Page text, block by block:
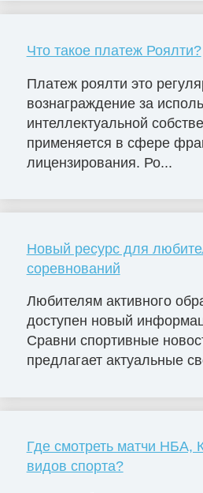
Что такое платеж Роялти?
Платеж роялти это
вознаграждение за
интеллектуальной
применяется в сфере
лицензирования. Ро...
Новый ресурс для
соревнований
Любителям активного
доступен новый
Сравни спортивные
предлагает актуальные
Где смотреть матчи НБА,
видов спорта?